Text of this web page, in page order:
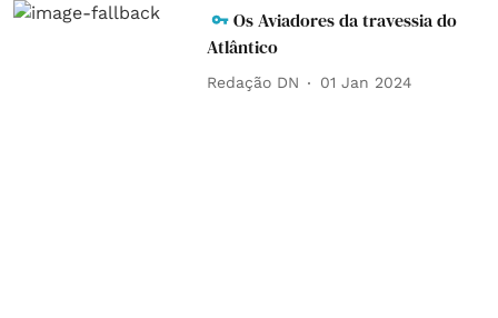
Os Aviadores da travessia do
Atlântico
Redação DN 01 Jan 2024